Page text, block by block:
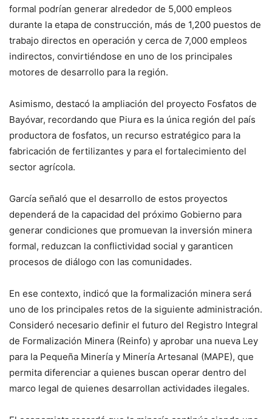
formal podrían generar alrededor de 5,000 empleos
durante la etapa de construcción, más de 1,200 puestos de
trabajo directos en operación y cerca de 7,000 empleos
indirectos, convirtiéndose en uno de los principales
motores de desarrollo para la región.
Asimismo, destacó la ampliación del proyecto Fosfatos de
Bayóvar, recordando que Piura es la única región del país
productora de fosfatos, un recurso estratégico para la
fabricación de fertilizantes y para el fortalecimiento del
sector agrícola.
García señaló que el desarrollo de estos proyectos
dependerá de la capacidad del próximo Gobierno para
generar condiciones que promuevan la inversión minera
formal, reduzcan la conflictividad social y garanticen
procesos de diálogo con las comunidades.
En ese contexto, indicó que la formalización minera será
uno de los principales retos de la siguiente administración.
Consideró necesario definir el futuro del Registro Integral
de Formalización Minera (Reinfo) y aprobar una nueva Ley
para la Pequeña Minería y Minería Artesanal (MAPE), que
permita diferenciar a quienes buscan operar dentro del
marco legal de quienes desarrollan actividades ilegales.